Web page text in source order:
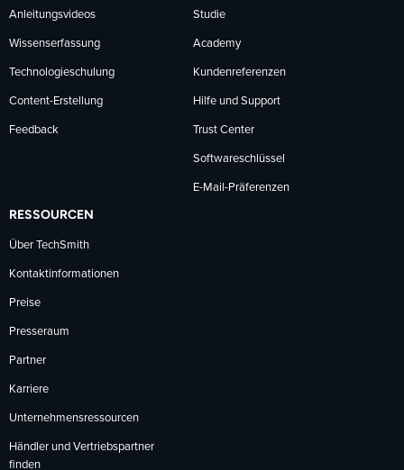
Anleitungsvideos
Wissenserfassung
Technologieschulung
Content-Erstellung
Feedback
Studie
Academy
Kundenreferenzen
Hilfe und Support
Trust Center
Softwareschlüssel
E-Mail-Präferenzen
RESSOURCEN
Über TechSmith
Kontaktinformationen
Preise
Presseraum
Partner
Karriere
Unternehmensressourcen
Händler und Vertriebspartner
finden